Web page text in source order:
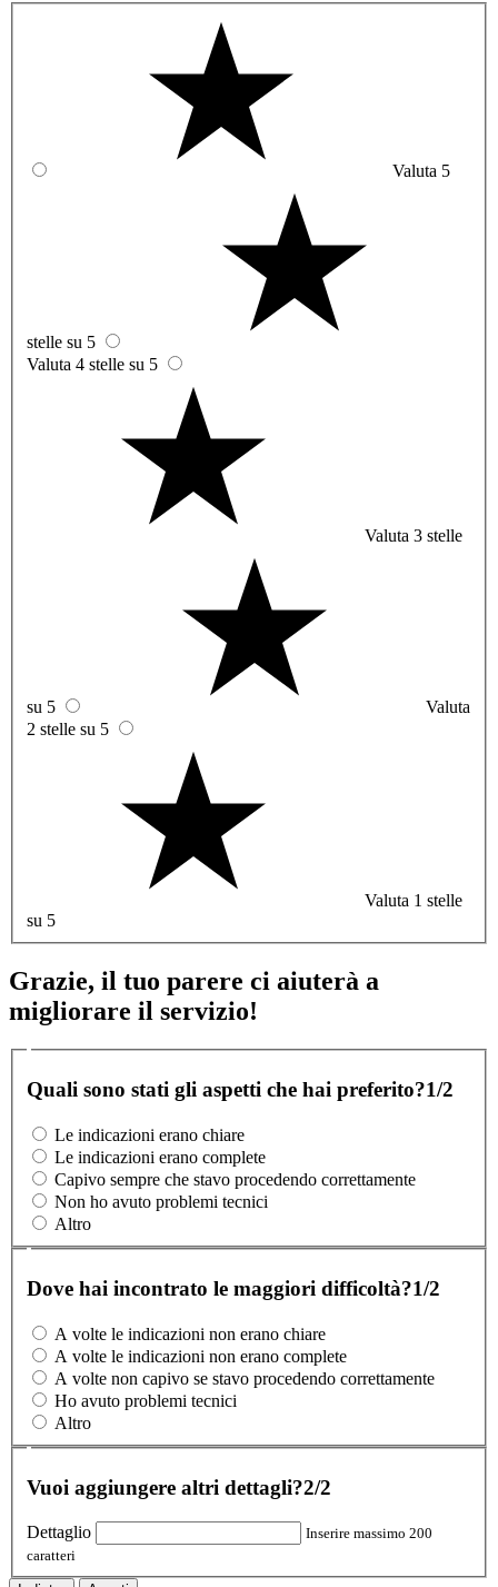
Valuta 5
stelle su 5
Valuta 4 stelle su 5
Valuta 3 stelle
su 5
Valuta
2 stelle su 5
Valuta 1 stelle
su 5
Grazie, il tuo parere ci aiuterà a
migliorare il servizio!
Quali sono stati gli aspetti che hai preferito?1/2
Le indicazioni erano chiare
Le indicazioni erano complete
Capivo sempre che stavo procedendo correttamente
Non ho avuto problemi tecnici
Altro
Dove hai incontrato le maggiori difficoltà?1/2
A volte le indicazioni non erano chiare
A volte le indicazioni non erano complete
A volte non capivo se stavo procedendo correttamente
Ho avuto problemi tecnici
Altro
Vuoi aggiungere altri dettagli?2/2
Dettaglio
Inserire massimo 200
caratteri